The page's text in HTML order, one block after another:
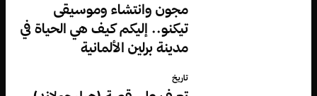
مجون وانتشاء وموسيقى
تيكنو.. إليكم كيف هي الحياة في
مدينة برلين الألمانية
تاريخ